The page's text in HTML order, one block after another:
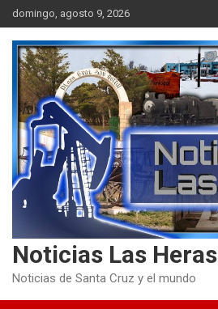
Skip
to
content
domingo, agosto 9, 2026
Noticias Las Heras
Noticias de Santa Cruz y el mundo